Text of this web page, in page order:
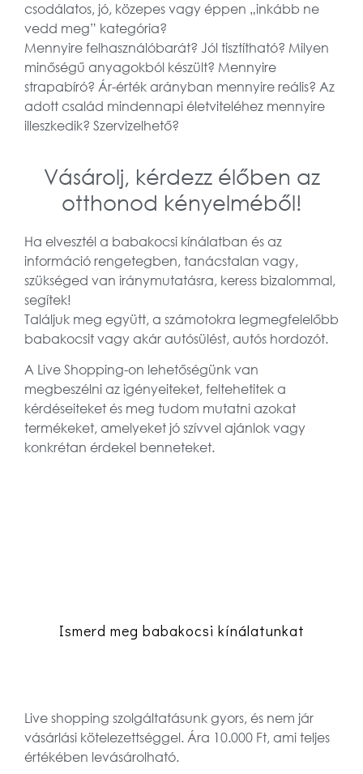
csodálatos, jó, közepes vagy éppen „inkább ne
vedd meg” kategória?
Mennyire felhasználóbarát? Jól tisztítható? Milyen
minőségű anyagokból készült? Mennyire
strapabíró? Ár-érték arányban mennyire reális? Az
adott család mindennapi életviteléhez mennyire
illeszkedik? Szervizelhető?
Vásárolj, kérdezz élőben az
otthonod kényelméből!
Ha elvesztél a babakocsi kínálatban és az
információ rengetegben, tanácstalan vagy,
szükséged van iránymutatásra, keress bizalommal,
segítek!
Találjuk meg együtt, a számotokra legmegfelelőbb
babakocsit vagy akár autósülést, autós hordozót.
A Live Shopping-on lehetőségünk van
megbeszélni az igényeiteket, feltehetitek a
kérdéseiteket és meg tudom mutatni azokat
termékeket, amelyeket jó szívvel ajánlok vagy
konkrétan érdekel benneteket.
Ismerd meg babakocsi kínálatunkat
Live shopping szolgáltatásunk gyors, és nem jár
vásárlási kötelezettséggel. Ára 10.000 Ft, ami teljes
értékében levásárolható.